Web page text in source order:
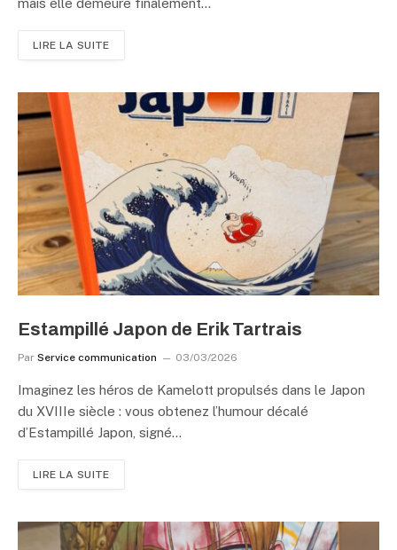
LIRE LA SUITE
Estampillé Japon de Erik Tartrais
Par Service communication 03/03/2026
Imaginez les héros de Kamelott propulsés dans le Japon
du XVIIIe siècle : vous obtenez l’humour décalé
d’Estampillé Japon, signé…
LIRE LA SUITE